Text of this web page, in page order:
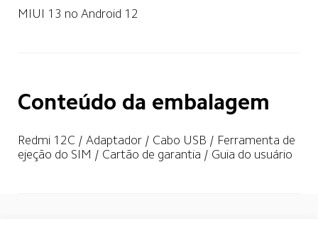
MIUI 13 no Android 12
Conteúdo da embalagem
Redmi 12C / Adaptador / Cabo USB / Ferramenta de
ejeção do SIM / Cartão de garantia / Guia do usuário